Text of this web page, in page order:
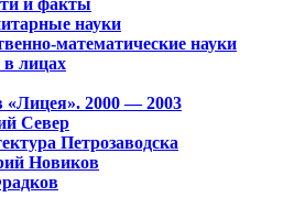
науки
математические науки
в лицах
«Лицея». 2000 — 2003
Север
Петрозаводска
Новиков